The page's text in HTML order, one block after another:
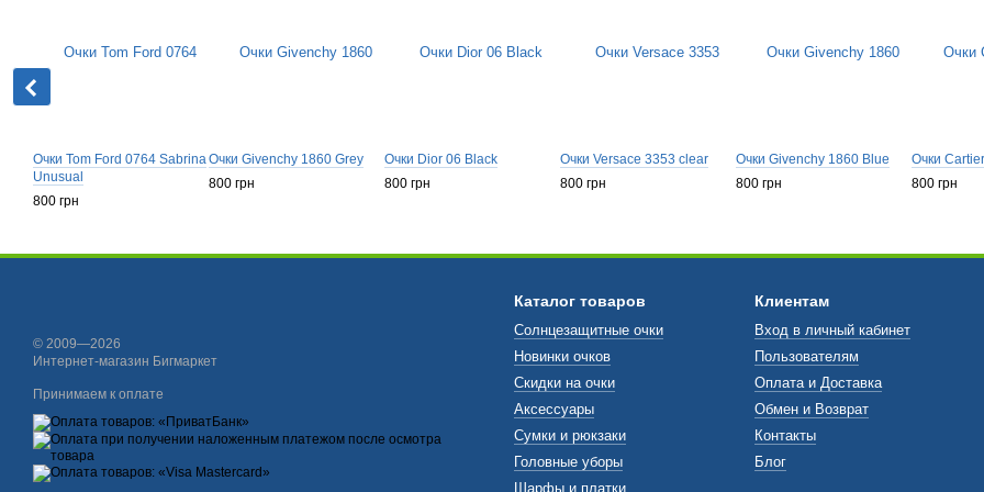
Очки Tom Ford 0764 Sabrina
Unusual
800 грн
Очки Givenchy 1860 Grey
800 грн
Очки Dior 06 Black
800 грн
Очки Versace 3353 clear
800 грн
Очки Givenchy 1860 Blue
800 грн
Очки
800 грн
© 2009—2026
Интернет-магазин Бигмаркет
Принимаем к оплате
Каталог товаров
Солнцезащитные очки
Новинки очков
Скидки на очки
Аксессуары
Сумки и рюкзаки
Головные уборы
Шарфы и платки
Клиентам
Вход в личный кабинет
Пользователям
Оплата и Доставка
Обмен и Возврат
Контакты
Блог